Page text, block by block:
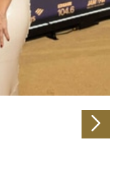
zu Ihrer
Partner für
weiter. Unsere
mit
bereitgestellt
der Dienste